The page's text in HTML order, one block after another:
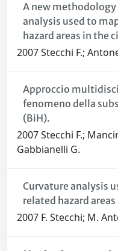
A new methodology
analysis used to
hazard areas in the
2007 Stecchi F.;
Approccio
fenomeno della
(BiH).
2007 Stecchi F.;
Gabbianelli G.
Curvature analysis
related hazard
2007 F. Stecchi; M.